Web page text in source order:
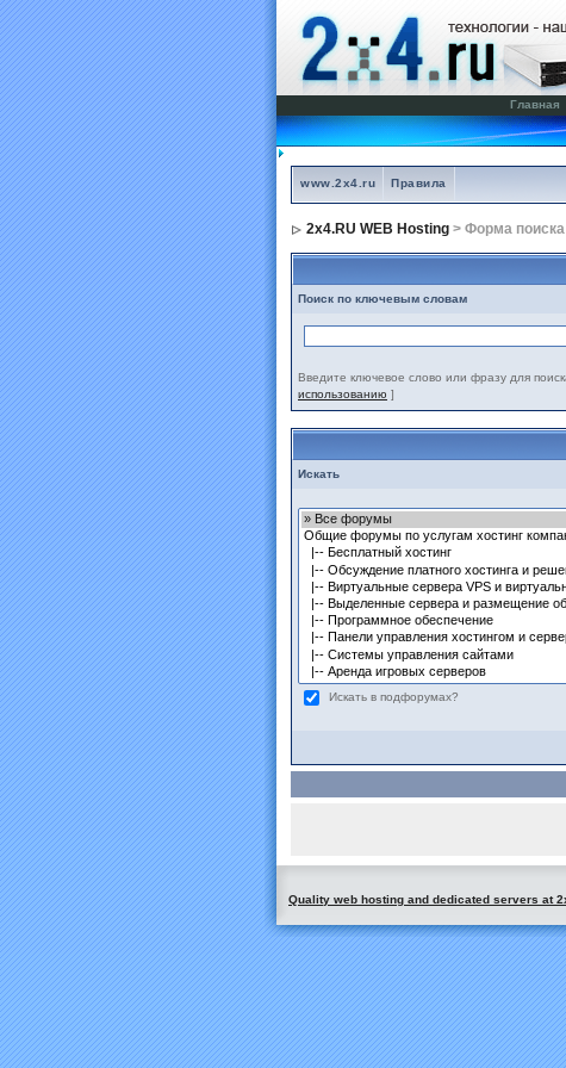
Главная
www.2x4.ru Правила
2x4.RU WEB Hosting > Форма поиска
Поиск по ключевым словам
Введите ключевое слово или фразу для
использованию ]
Искать
Искать в подфорумах?
Quality web hosting and dedicated servers at